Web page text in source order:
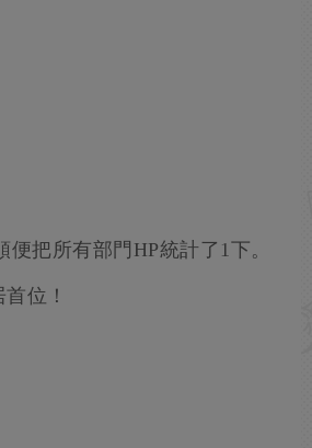
把所有部門HP統計了1下。
位！